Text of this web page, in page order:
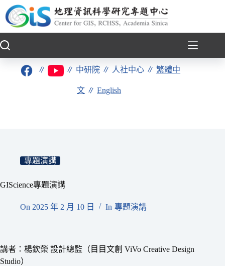
至
要
∥ ∥ 中研院 ∥ 人社中心 ∥繁體中
文 ∥English
專題演講
GIScience專題演講
On 2025 年 2 月 10 日 In 專題演講
講者：楊欽榮 設計總監（目目文創 ViVo Creative Design
Studio）